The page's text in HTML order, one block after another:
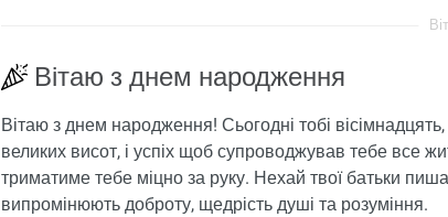
Вітаю з днем ​​народження
Вітаю з днем ​​народження! Сьогодні тобі
великих висот, і успіх щоб супроводжував тебе все
триматиме тебе міцно за руку. Нехай твої батьки
випромінюють доброту, щедрість душі та розуміння.